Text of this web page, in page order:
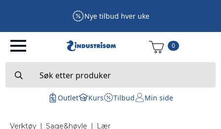
Nye tilbud hver uke
0
for:
Outlet Kurs Tilbud Min side
Verktøy | Sage&høvle | Lær